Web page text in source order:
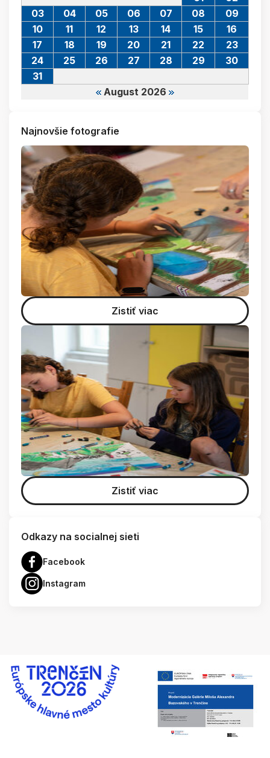
August 2026
03
04 05 06 07 08
09
10
11 12 13 14 15
16
17
18 19 20 21 22
23
24
25 26 27 28 29
30
31
Najnovšie fotografie
Zistiť viac
Zistiť viac
Odkazy na socialnej sieti
Facebook
Instagram